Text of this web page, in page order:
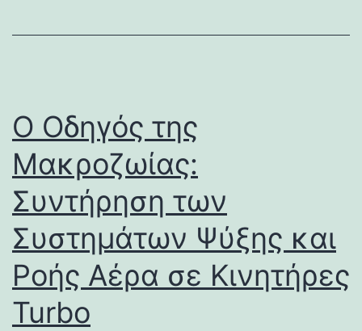
Ο Οδηγός της
Μακροζωίας:
Συντήρηση των
Συστημάτων Ψύξης και
Ροής Αέρα σε Κινητήρες
Turbo